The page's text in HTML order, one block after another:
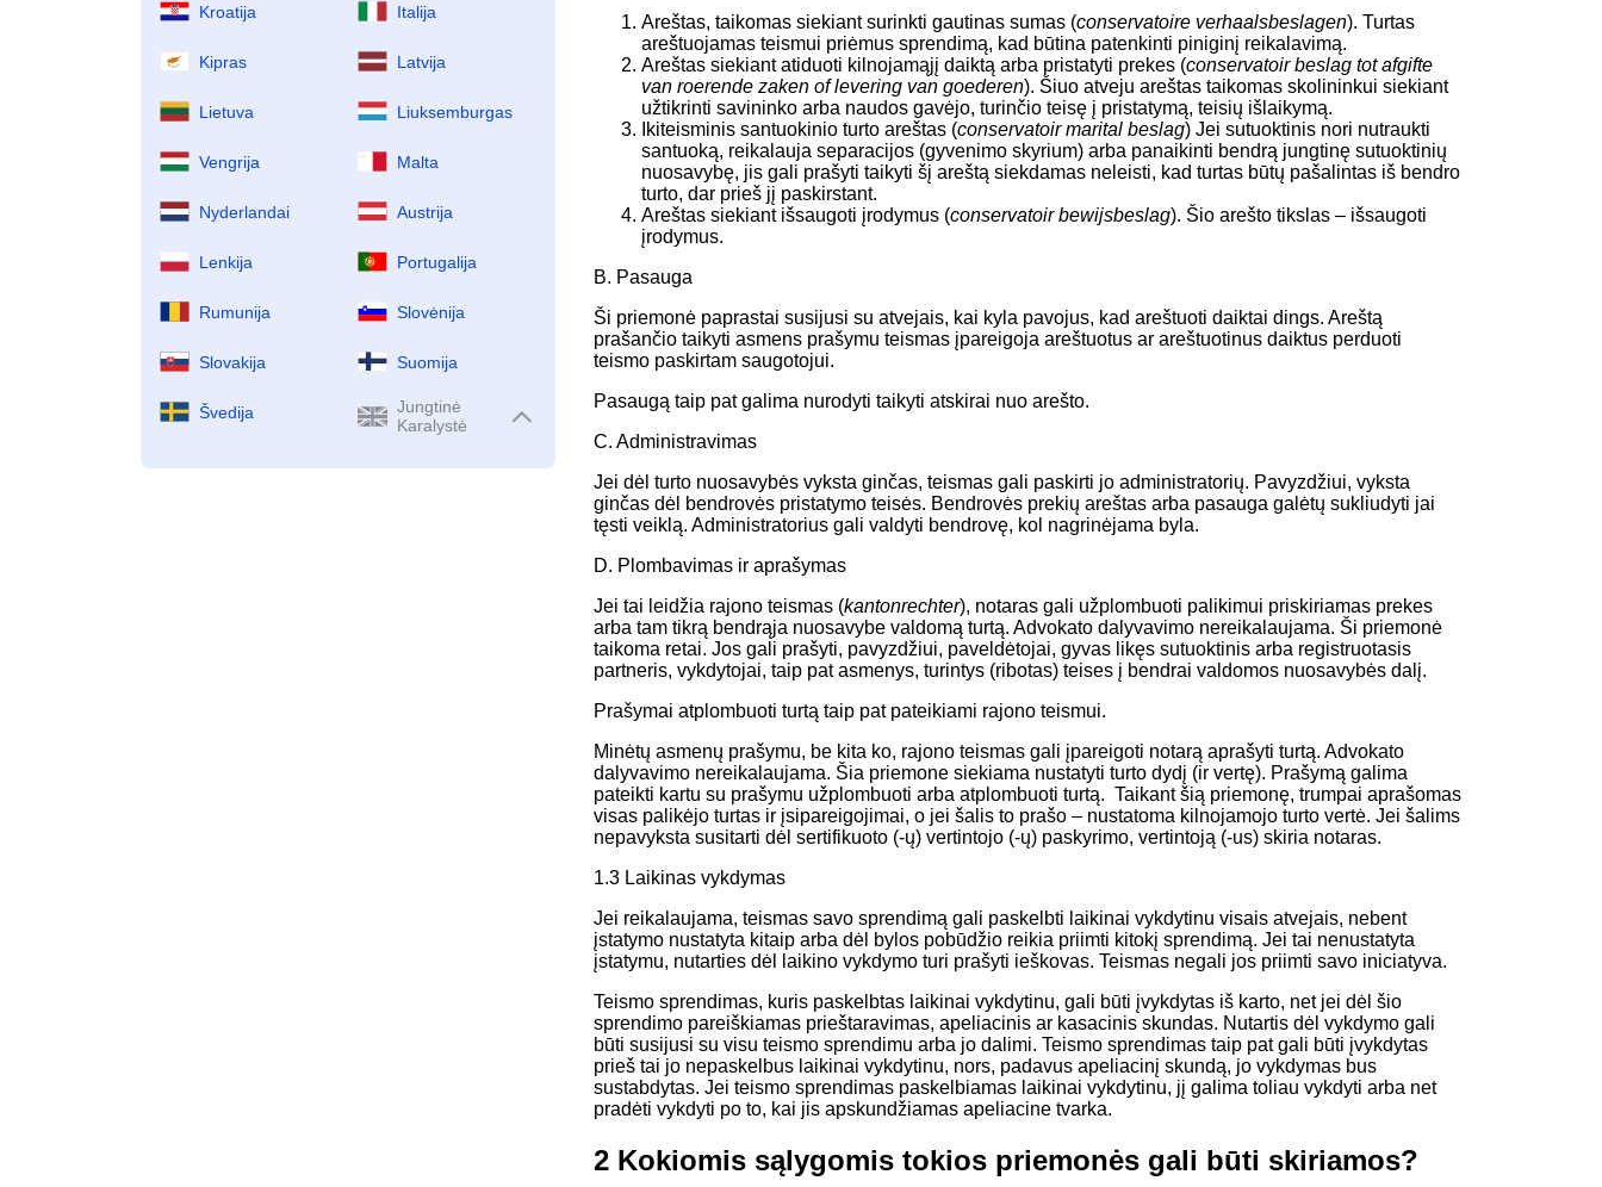
Kroatija Italija
Kipras Latvija
Lietuva Liuksemburgas
Vengrija Malta
Nyderlandai Austrija
Lenkija Portugalija
Rumunija Slovėnija
Slovakija Suomija
Švedija
Jungtinė
Karalystė
Areštas, taikomas siekiant surinkti gautinas sumas (conservatoire verhaalsbeslagen). Turtas
areštuojamas teismui priėmus sprendimą, kad būtina patenkinti piniginį reikalavimą.
Areštas siekiant atiduoti kilnojamąjį daiktą arba pristatyti prekes (conservatoir beslag tot afgifte
van roerende zaken of levering van goederen). Šiuo atveju areštas taikomas skolininkui siekiant
užtikrinti savininko arba naudos gavėjo, turinčio teisę į pristatymą, teisių išlaikymą.
Ikiteisminis santuokinio turto areštas (conservatoir marital beslag) Jei sutuoktinis nori nutraukti
santuoką, reikalauja separacijos (gyvenimo skyrium) arba panaikinti bendrą jungtinę sutuoktinių
nuosavybę, jis gali prašyti taikyti šį areštą siekdamas neleisti, kad turtas būtų pašalintas iš bendro
turto, dar prieš jį paskirstant.
Areštas siekiant išsaugoti įrodymus (conservatoir bewijsbeslag). Šio arešto tikslas – išsaugoti
įrodymus.
B. Pasauga
Ši priemonė paprastai susijusi su atvejais, kai kyla pavojus, kad areštuoti daiktai dings. Areštą
prašančio taikyti asmens prašymu teismas įpareigoja areštuotus ar areštuotinus daiktus perduoti
teismo paskirtam saugotojui.
Pasaugą taip pat galima nurodyti taikyti atskirai nuo arešto.
C. Administravimas
Jei dėl turto nuosavybės vyksta ginčas, teismas gali paskirti jo administratorių. Pavyzdžiui, vyksta
ginčas dėl bendrovės pristatymo teisės. Bendrovės prekių areštas arba pasauga galėtų sukliudyti jai
tęsti veiklą. Administratorius gali valdyti bendrovę, kol nagrinėjama byla.
D. Plombavimas ir aprašymas
Jei tai leidžia rajono teismas (kantonrechter), notaras gali užplombuoti palikimui priskiriamas prekes
arba tam tikrą bendrąja nuosavybe valdomą turtą. Advokato dalyvavimo nereikalaujama. Ši priemonė
taikoma retai. Jos gali prašyti, pavyzdžiui, paveldėtojai, gyvas likęs sutuoktinis arba registruotasis
partneris, vykdytojai, taip pat asmenys, turintys (ribotas) teises į bendrai valdomos nuosavybės dalį.
Prašymai atplombuoti turtą taip pat pateikiami rajono teismui.
Minėtų asmenų prašymu, be kita ko, rajono teismas gali įpareigoti notarą aprašyti turtą. Advokato
dalyvavimo nereikalaujama. Šia priemone siekiama nustatyti turto dydį (ir vertę). Prašymą galima
pateikti kartu su prašymu užplombuoti arba atplombuoti turtą. Taikant šią priemonę, trumpai aprašomas
visas palikėjo turtas ir įsipareigojimai, o jei šalis to prašo – nustatoma kilnojamojo turto vertė. Jei šalims
nepavyksta susitarti dėl sertifikuoto (-ų) vertintojo (-ų) paskyrimo, vertintoją (-us) skiria notaras.
1.3 Laikinas vykdymas
Jei reikalaujama, teismas savo sprendimą gali paskelbti laikinai vykdytinu visais atvejais, nebent
įstatymo nustatyta kitaip arba dėl bylos pobūdžio reikia priimti kitokį sprendimą. Jei tai nenustatyta
įstatymu, nutarties dėl laikino vykdymo turi prašyti ieškovas. Teismas negali jos priimti savo iniciatyva.
Teismo sprendimas, kuris paskelbtas laikinai vykdytinu, gali būti įvykdytas iš karto, net jei dėl šio
sprendimo pareiškiamas prieštaravimas, apeliacinis ar kasacinis skundas. Nutartis dėl vykdymo gali
būti susijusi su visu teismo sprendimu arba jo dalimi. Teismo sprendimas taip pat gali būti įvykdytas
prieš tai jo nepaskelbus laikinai vykdytinu, nors, padavus apeliacinį skundą, jo vykdymas bus
sustabdytas. Jei teismo sprendimas paskelbiamas laikinai vykdytinu, jį galima toliau vykdyti arba net
pradėti vykdyti po to, kai jis apskundžiamas apeliacine tvarka.
2 Kokiomis sąlygomis tokios priemonės gali būti skiriamos?